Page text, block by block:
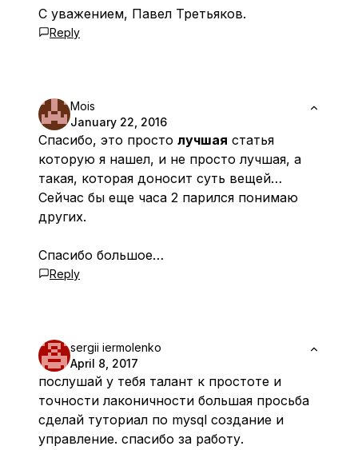
С уважением, Павел Третьяков.
Reply
Mois
January 22, 2016
Спасибо, это просто лучшая статья
которую я нашел, и не просто лучшая, а
такая, которая доносит суть вещей…
Сейчас бы еще часа 2 парился понимаю
других.
Спасибо большое…
Reply
sergii iermolenko
April 8, 2017
послушай у тебя талант к простоте и
точности лаконичности большая просьба
сделай туториал по mysql создание и
управление. спасибо за работу.